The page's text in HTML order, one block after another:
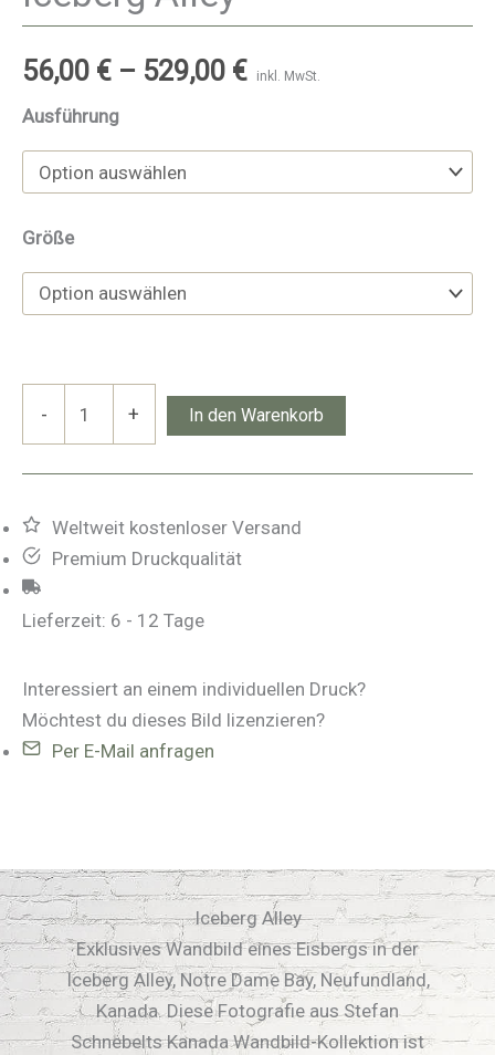
56,00 € – 529,00 € inkl. MwSt.
Ausführung
Größe
- + In den Warenkorb
Weltweit kostenloser Versand
Premium Druckqualität
Lieferzeit: 6 - 12 Tage
Interessiert an einem individuellen Druck?
Möchtest du dieses Bild lizenzieren?
Per E-Mail anfragen
Iceberg Alley
Exklusives Wandbild eines Eisbergs in der
Iceberg Alley, Notre Dame Bay, Neufundland,
Kanada. Diese Fotografie aus Stefan
Schnebelts Kanada Wandbild-Kollektion ist